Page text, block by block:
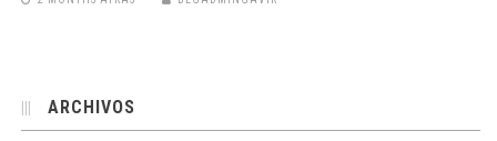
ARCHIVOS